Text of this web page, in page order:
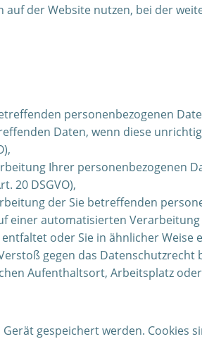
auf der Website nutzen, bei der
personenbezogenen
Daten, wenn diese
Ihrer personenbezogenen
20 DSGVO),
der Sie betreffenden
einer automatisierten
oder Sie in ähnlicher Weise
gegen das
Aufenthaltsort, Arbeitsplatz
gespeichert werden.